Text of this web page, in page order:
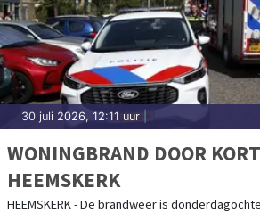
30 juli 2026, 12:11 uur
WONINGBRAND DOOR
HEEMSKERK
HEEMSKERK - De brandweer is